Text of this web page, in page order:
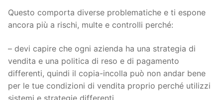
Questo comporta diverse problematiche e ti espone
ancora più a rischi, multe e controlli perché:
– devi capire che ogni azienda ha una strategia di
vendita e una politica di reso e di pagamento
differenti, quindi il copia-incolla può non andar bene
per le tue condizioni di vendita proprio perché utilizzi
sistemi e strategie differenti